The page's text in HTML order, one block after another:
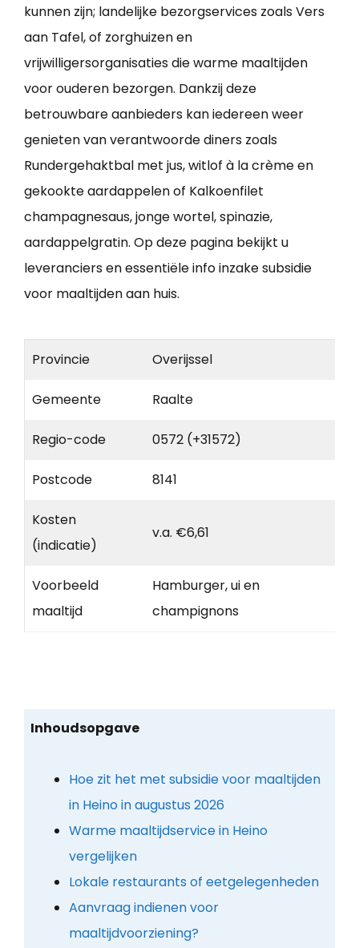
kunnen zijn; landelijke bezorgservices zoals Vers
aan Tafel, of zorghuizen en
vrijwilligersorganisaties die warme maaltijden
voor ouderen bezorgen. Dankzij deze
betrouwbare aanbieders kan iedereen weer
genieten van verantwoorde diners zoals
Rundergehaktbal met jus, witlof à la crème en
gekookte aardappelen of Kalkoenfilet
champagnesaus, jonge wortel, spinazie,
aardappelgratin. Op deze pagina bekijkt u
leveranciers en essentiële info inzake subsidie
voor maaltijden aan huis.
Provincie Overijssel
Gemeente Raalte
Regio-code 0572 (+31572)
Postcode 8141
Kosten
(indicatie)
v.a. €6,61
Voorbeeld
maaltijd
Hamburger, ui en
champignons
Inhoudsopgave
Hoe zit het met subsidie voor maaltijden
in Heino in augustus 2026
Warme maaltijdservice in Heino
vergelijken
Lokale restaurants of eetgelegenheden
Aanvraag indienen voor
maaltijdvoorziening?